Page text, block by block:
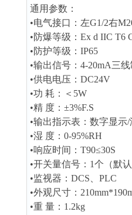
通用参数：
•电气接口：左G1/2右
•防爆等级：Ex d IIC T6
•防护等级：IP65
•输出信号：4-20mA三
•供电电压：DC24V
•功 耗：＜5W
•精 度：±3%F.S
•输出指示表：数字显示
•湿 度：0-95%RH
•响应时间：T90≤30S
•开关量信号：1个（默
•监视器：DCS、PLC
•外观尺寸：
•重 量：1.2kg